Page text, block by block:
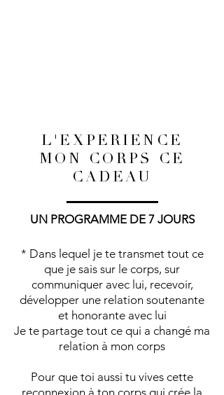
L'EXPERIENCE
MON CORPS CE
CADEAU
UN PROGRAMME DE 7 JOURS
* Dans lequel je te transmet tout ce
que je sais sur le corps, sur
communiquer avec lui, recevoir,
développer une relation soutenante
et honorante avec lui
Je te partage tout ce qui a changé ma
relation à mon corps
Pour que toi aussi tu vives cette
reconnexion à ton corps qui crée la